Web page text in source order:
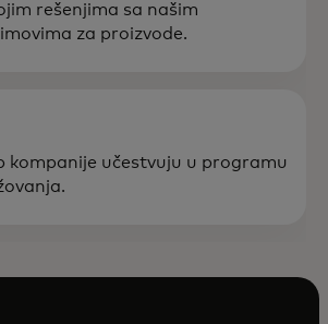
rešenjima sa našim
za proizvode.
kompanije učestvuju u programu